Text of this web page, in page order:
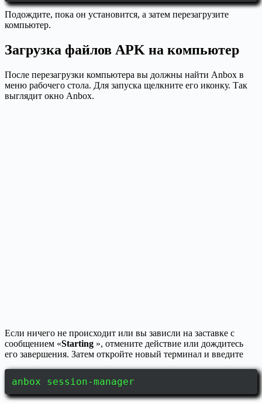
Подождите, пока он установится, а затем перезагрузите
компьютер.
Загрузка файлов APK на компьютер
После перезагрузки компьютера вы должны найти Anbox в
меню рабочего стола. Для запуска щелкните его иконку. Так
выглядит окно Anbox.
Если ничего не происходит или вы зависли на заставке с
сообщением «Starting », отмените действие или дождитесь
его завершения. Затем откройте новый терминал и введите
anbox session-manager